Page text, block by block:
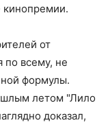
от
по всему, не
формулы.
летом "Лило
доказал,